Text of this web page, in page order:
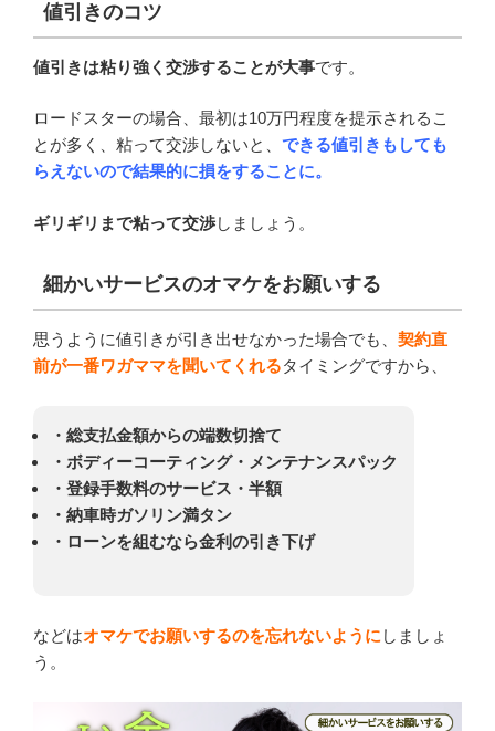
値引きのコツ
値引きは粘り強く交渉することが大事です。
ロードスターの場合、最初は10万円程度を提示されるこ
とが多く、粘って交渉しないと、 できる値引きもしても
らえないので結果的に損をすることに。
ギリギリまで粘って交渉しましょう。
細かいサービスのオマケをお願いする
思うように値引きが引き出せなかった場合でも、 契約直
前が一番ワガママを聞いてくれるタイミングですから、
・総支払金額からの端数切捨て
・ボディーコーティング・メンテナンスパック
・登録手数料のサービス・半額
・納車時ガソリン満タン
・ローンを組むなら金利の引き下げ
などはオマケでお願いするのを忘れないように しましょ
う。